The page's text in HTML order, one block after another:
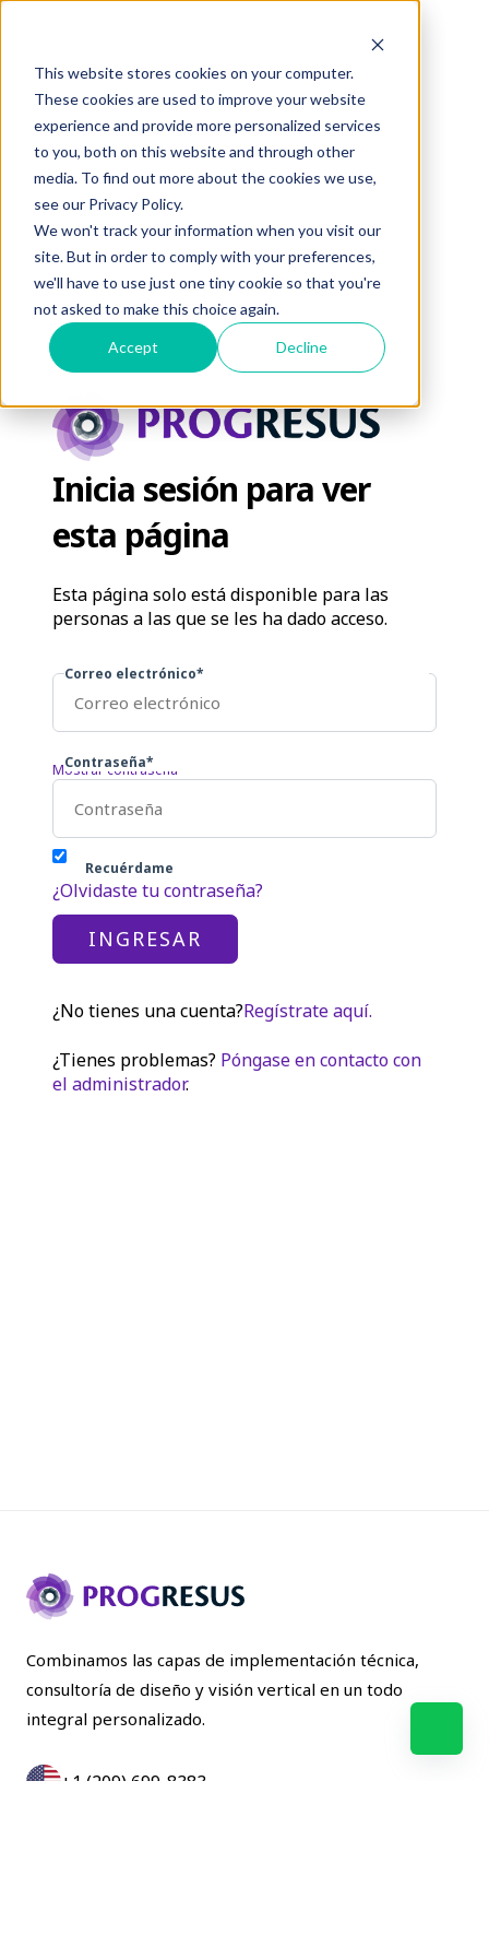
This website stores cookies on your computer.
These cookies are used to improve your website
experience and provide more personalized services
to you, both on this website and through other
media. To find out more about the cookies we use,
see our Privacy Policy.
We won't track your information when you visit our
site. But in order to comply with your preferences,
we'll have to use just one tiny cookie so that you're
not asked to make this choice again.
Accept Decline
Inicia sesión para ver
esta página
Esta página solo está disponible para las
personas a las que se les ha dado acceso.
Correo electrónico*
Contraseña*
Mostrar contraseña
Recuérdame
¿Olvidaste tu contraseña?
¿No tienes una cuenta?Regístrate aquí.
¿Tienes problemas? Póngase en contacto con
el administrador.
Combinamos las capas de implementación técnica,
consultoría de diseño y visión vertical en un todo
integral personalizado.
+1 (209) 699-8383